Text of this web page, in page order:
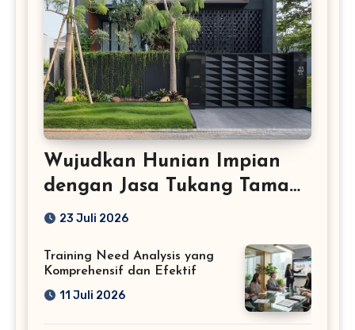
Wujudkan Hunian Impian
dengan Jasa Tukang Taman
Profesional
23 Juli 2026
Training Need Analysis yang
Komprehensif dan Efektif
11 Juli 2026